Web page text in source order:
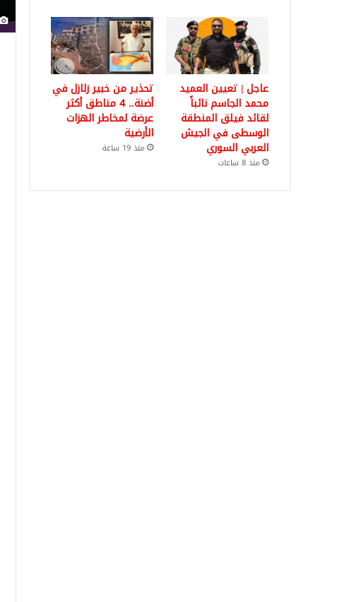
عاجل | تعيين العميد
محمد الجاسم نائباً
لقائد فيلق المنطقة
الوسطى في الجيش
العربي السوري
منذ 8 ساعات
تحذير من خبير زلازل في
أضنة.. 4 مناطق أكثر
عرضة لمخاطر الهزات
الأرضية
منذ 19 ساعة